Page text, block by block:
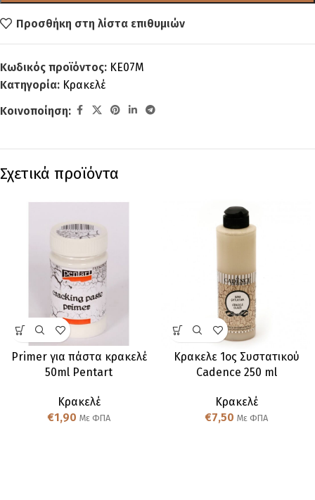
Προσθήκη στη λίστα επιθυμιών
Κωδικός προϊόντος: KE07M
Κατηγορία: Κρακελέ
Κοινοποίηση:
Σχετικά προϊόντα
Primer για πάστα κρακελέ
50ml Pentart
Κρακελέ
€1,90 Με ΦΠΑ
Κρακελε 1ος Συστατικού
Cadence 250 ml
Κρακελέ
€7,50 Με ΦΠΑ